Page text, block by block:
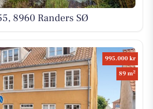
8960 Randers SØ
995.000 kr
89 m2